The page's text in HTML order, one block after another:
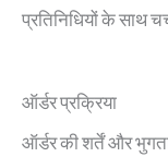
प्रतिनिधियों के साथ
ऑर्डर प्रक्रिया
ऑर्डर की शर्तें और